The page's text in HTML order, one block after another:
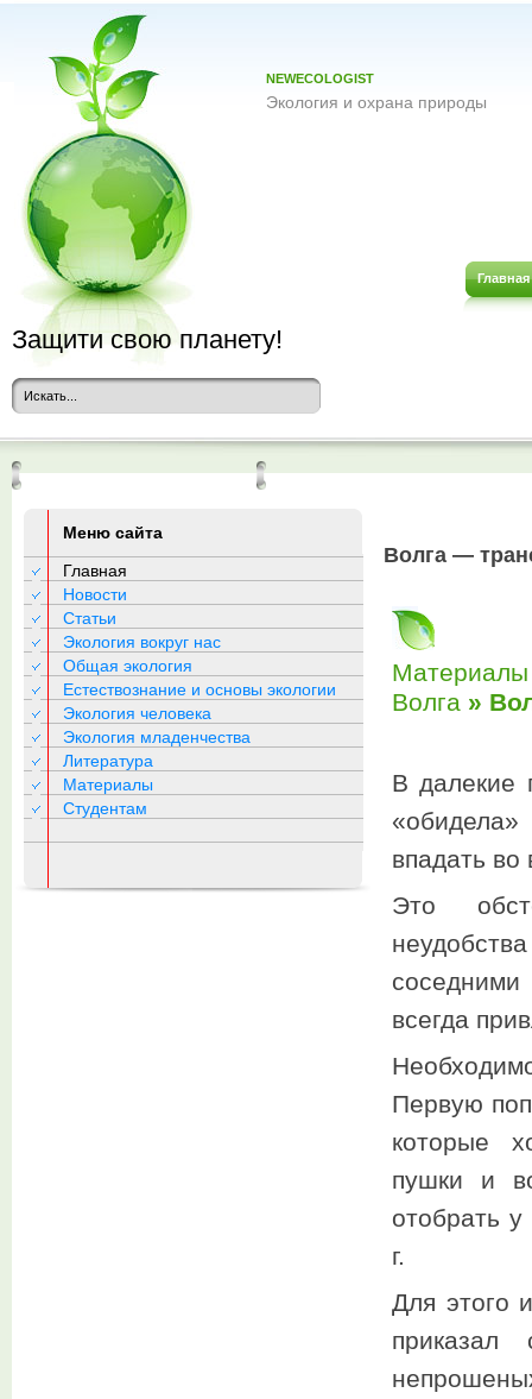
NEWECOLOGIST
Экология и охрана природы
Главная
Защити свою планету!
Меню сайта
Главная
Новости
Статьи
Экология вокруг нас
Общая экология
Естествознание и основы экологии
Экология человека
Экология младенчества
Литература
Материалы
Студентам
Волга —
Материалы
Волга »
В далекие
впадать
Это
всегда
Первую
которые
пушки и
отобрать
г.
Для этого